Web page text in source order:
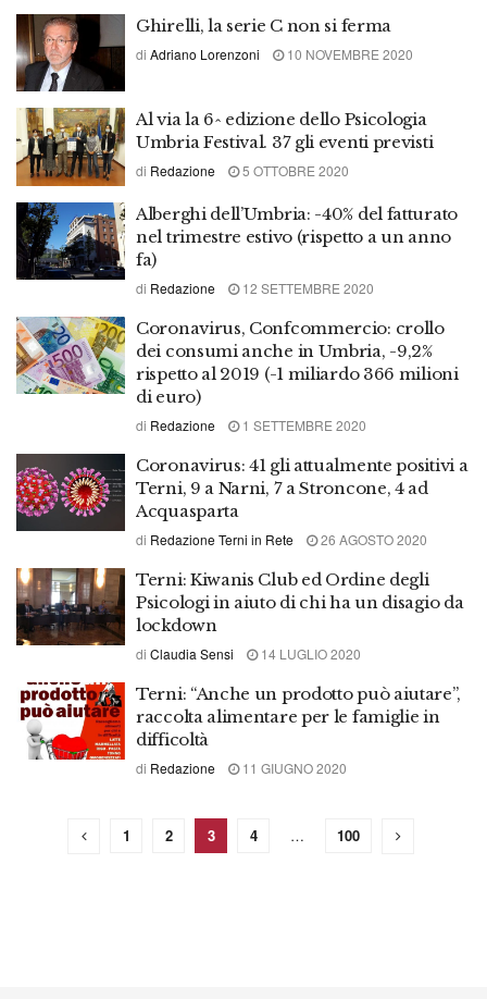
Ghirelli, la serie C non si ferma
di Adriano Lorenzoni 10 NOVEMBRE 2020
Al via la 6^ edizione dello Psicologia
Umbria Festival. 37 gli eventi previsti
di Redazione 5 OTTOBRE 2020
Alberghi dell’Umbria: -40% del fatturato
nel trimestre estivo (rispetto a un anno
fa)
di Redazione 12 SETTEMBRE 2020
Coronavirus, Confcommercio: crollo
dei consumi anche in Umbria, -9,2%
rispetto al 2019 (-1 miliardo 366 milioni
di euro)
di Redazione 1 SETTEMBRE 2020
Coronavirus: 41 gli attualmente positivi a
Terni, 9 a Narni, 7 a Stroncone, 4 ad
Acquasparta
di Redazione Terni in Rete 26 AGOSTO 2020
Terni: Kiwanis Club ed Ordine degli
Psicologi in aiuto di chi ha un disagio da
lockdown
di Claudia Sensi 14 LUGLIO 2020
Terni: “Anche un prodotto può aiutare”,
raccolta alimentare per le famiglie in
difficoltà
di Redazione 11 GIUGNO 2020
1 2 3 4 … 100